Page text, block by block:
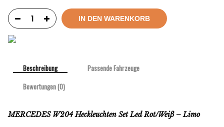
IN DEN WARENKORB
Beschreibung
Passende Fahrzeuge
Bewertungen (0)
MERCEDES W204 Heckleuchten Set Led Rot/Weiß – Limo